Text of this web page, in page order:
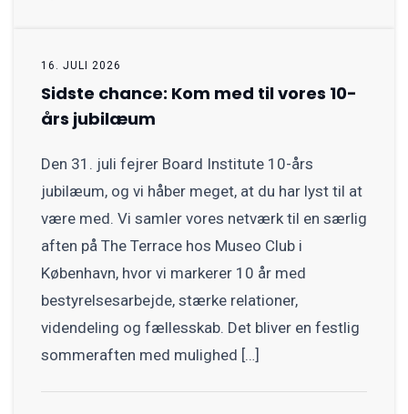
16. JULI 2026
Sidste chance: Kom med til vores 10-
års jubilæum
Den 31. juli fejrer Board Institute 10-års
jubilæum, og vi håber meget, at du har lyst til at
være med. Vi samler vores netværk til en særlig
aften på The Terrace hos Museo Club i
København, hvor vi markerer 10 år med
bestyrelsesarbejde, stærke relationer,
videndeling og fællesskab. Det bliver en festlig
sommeraften med mulighed […]